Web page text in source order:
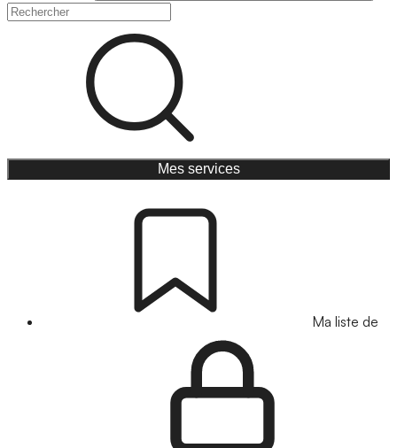
Mes services
Ma liste de